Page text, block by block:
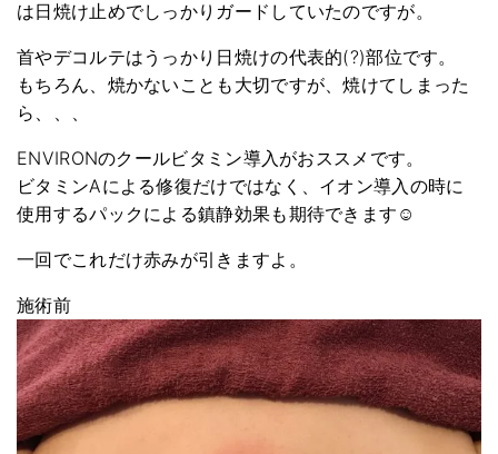
は日焼け止めでしっかりガードしていたのですが。
首やデコルテはうっかり日焼けの代表的(?)部位です。
もちろん、焼かないことも大切ですが、焼けてしまった
ら、、、
ENVIRONのクールビタミン導入がおススメです。
ビタミンAによる修復だけではなく、イオン導入の時に
使用するパックによる鎮静効果も期待できます☺︎
一回でこれだけ赤みが引きますよ。
施術前